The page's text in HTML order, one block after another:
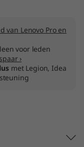
van Lenovo Pro en
voor leden
›
met Legion, Idea